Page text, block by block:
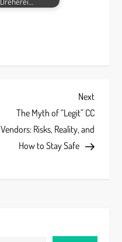
Next
Post
Next
The Myth of “Legit” CC
Vendors: Risks, Reality, and
How to Stay Safe